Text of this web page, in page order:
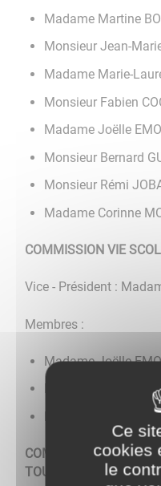
Madame Martine
Monsieur Jean-
Madame Marie-
Monsieur Fabien
Madame Joëlle
Monsieur Bernard
Monsieur Rémi
Madame Corinne
COMMISSION VIE
Vice - Président :
Membres :
Madame Joëlle
Monsieur Jean-Marie
Madame
COMMISSION
TOURISME
Ce
cookies
le